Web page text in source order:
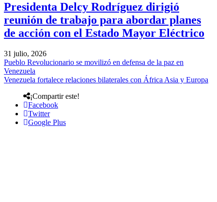
Presidenta Delcy Rodríguez dirigió
reunión de trabajo para abordar planes
de acción con el Estado Mayor Eléctrico
31 julio, 2026
Pueblo Revolucionario se movilizó en defensa de la paz en
Venezuela
Venezuela fortalece relaciones bilaterales con África Asia y Europa
¡Compartir este!
Facebook
Twitter
Google Plus